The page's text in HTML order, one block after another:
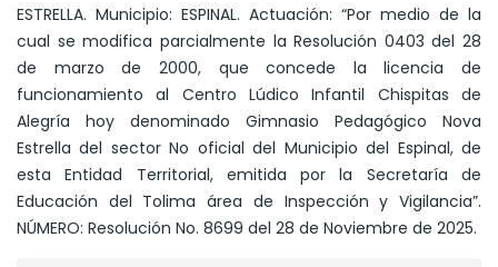
ESTRELLA. Municipio: ESPINAL. Actuación: “Por medio de la
cual se modifica parcialmente la Resolución 0403 del 28
de marzo de 2000, que concede la licencia de
funcionamiento al Centro Lúdico Infantil Chispitas de
Alegría hoy denominado Gimnasio Pedagógico Nova
Estrella del sector No oficial del Municipio del Espinal, de
esta Entidad Territorial, emitida por la Secretaría de
Educación del Tolima área de Inspección y Vigilancia”.
NÚMERO: Resolución No. 8699 del 28 de Noviembre de 2025.